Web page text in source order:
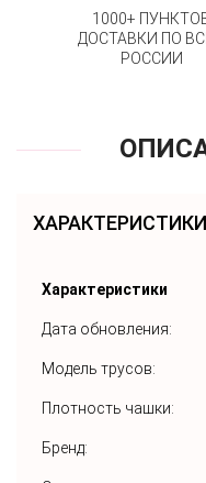
1000+
ДОСТАВКИ ПО
РОССИИ
ХАРАКТЕРИСТИКИ
Характеристики
Дата обновления:
Модель трусов:
Плотность чашки:
Бренд: